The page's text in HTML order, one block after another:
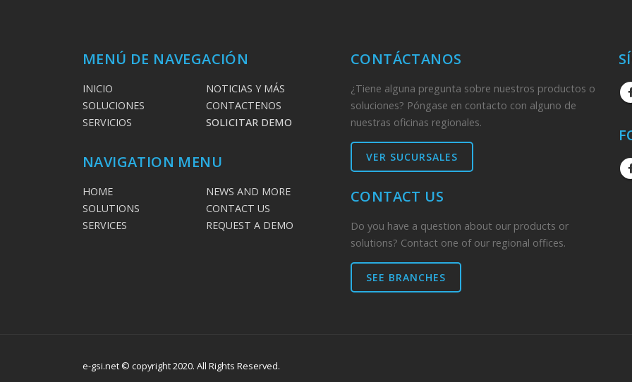
MENÚ DE NAVEGACIÓN
INICIO
SOLUCIONES
SERVICIOS
NOTICIAS Y MÁS
CONTACTENOS
SOLICITAR DEMO
NAVIGATION MENU
HOME
SOLUTIONS
SERVICES
NEWS AND MORE
CONTACT US
REQUEST A DEMO
CONTÁCTANOS
¿Tiene alguna pregunta sobre nuestros productos o
soluciones? Póngase en contacto con alguno de
nuestras oficinas regionales.
VER SUCURSALES
CONTACT US
Do you have a question about our products or
solutions? Contact one of our regional offices.
SEE BRANCHES
e-gsi.net © copyright 2020. All Rights Reserved.